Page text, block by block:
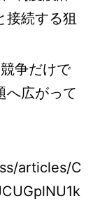
接続する狙
争だけで
へ広がって
articles/C